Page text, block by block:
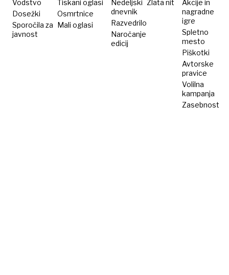
Vodstvo
Dosežki
Sporočila za
javnost
Tiskani oglasi
Osmrtnice
Mali oglasi
Nedeljski
dnevnik
Razvedrilo
Naročanje
edicij
Zlata nit
Akcije in
nagradne
igre
Spletno
mesto
Piškotki
Avtorske
pravice
Volilna
kampanja
Zasebnost